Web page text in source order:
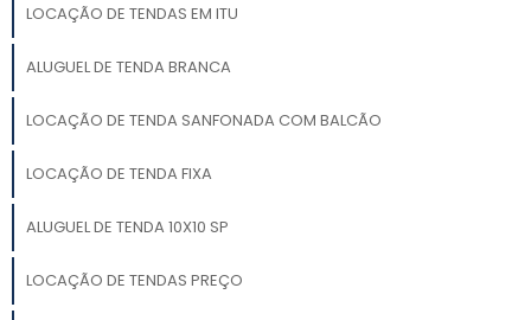
LOCAÇÃO DE TENDAS EM ITU
ALUGUEL DE TENDA BRANCA
LOCAÇÃO DE TENDA SANFONADA COM BALCÃO
LOCAÇÃO DE TENDA FIXA
ALUGUEL DE TENDA 10X10 SP
LOCAÇÃO DE TENDAS PREÇO